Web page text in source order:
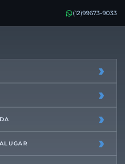
(12)99673-9033
›
›
›
›